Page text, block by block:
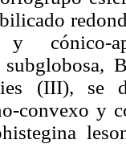
y
subglobosa,
(III), se
convexo y